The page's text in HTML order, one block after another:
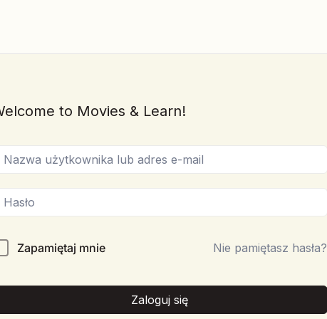
to Movies & Learn!
Zapamiętaj mnie Nie pamiętasz hasła?
Zaloguj się